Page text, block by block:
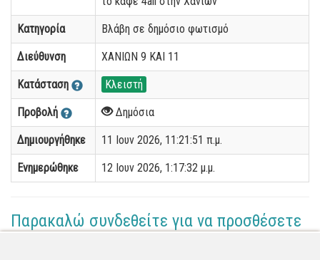
Κατηγορία Βλάβη σε δημόσιο φωτισμό
Διεύθυνση ΧΑΝΙΩΝ 9 ΚΑΙ 11
Κατάσταση Κλειστή
Προβολή Δημόσια
Δημιουργήθηκε 11 Ιουν 2026, 11:21:51 π.μ.
Ενημερώθηκε 12 Ιουν 2026, 1:17:32 μ.μ.
Παρακαλώ συνδεθείτε για να προσθέσετε